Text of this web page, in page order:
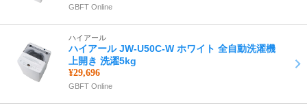
GBFT Online
ハイアール
ハイアール JW-U50C-W ホワイト 全自動洗濯機
上開き 洗濯5kg
¥29,696
GBFT Online